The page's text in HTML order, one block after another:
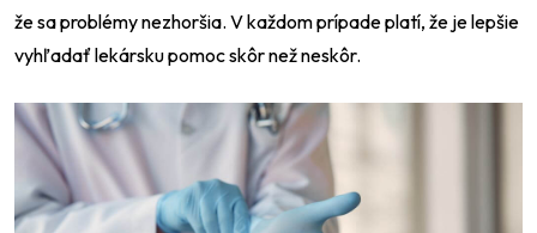
že sa problémy nezhoršia. V každom prípade platí, že je lepšie
vyhľadať lekársku pomoc skôr než neskôr.